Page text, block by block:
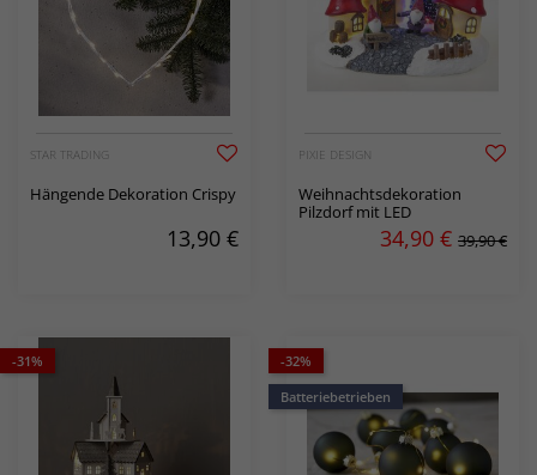
STAR TRADING
Hängende Dekoration Crispy
13,90 €
PIXIE DESIGN
Weihnachtsdekoration
Pilzdorf mit LED
34,90 € 39,90 €
-31%
-32%
Batteriebetrieben